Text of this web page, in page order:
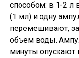
способом: в 1-2 л
(1 мл) и одну
перемешивают,
объем воды.
минуты опускают